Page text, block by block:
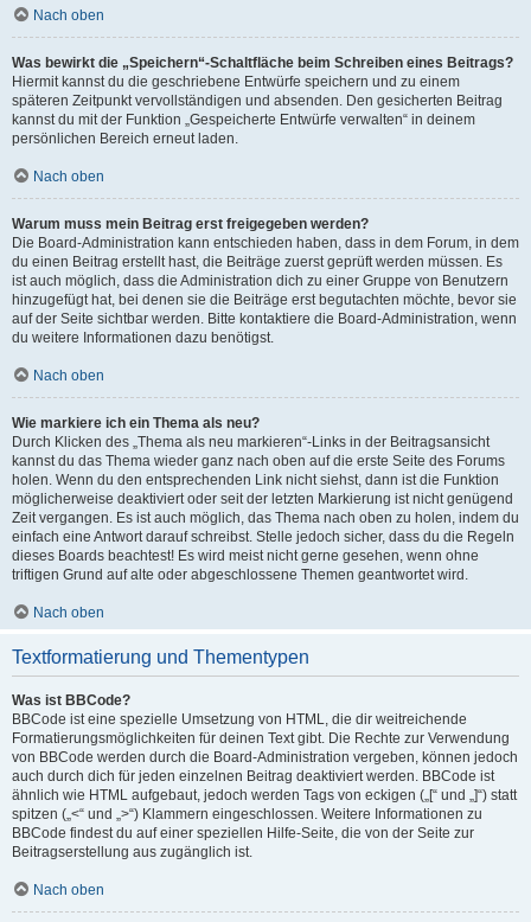
Nach oben
Was bewirkt die „Speichern“-Schaltfläche beim Schreiben eines Beitrags?
Hiermit kannst du die geschriebene Entwürfe speichern und zu einem
späteren Zeitpunkt vervollständigen und absenden. Den gesicherten Beitrag
kannst du mit der Funktion „Gespeicherte Entwürfe verwalten“ in deinem
persönlichen Bereich erneut laden.
Nach oben
Warum muss mein Beitrag erst freigegeben werden?
Die Board-Administration kann entschieden haben, dass in dem Forum, in dem
du einen Beitrag erstellt hast, die Beiträge zuerst geprüft werden müssen. Es
ist auch möglich, dass die Administration dich zu einer Gruppe von Benutzern
hinzugefügt hat, bei denen sie die Beiträge erst begutachten möchte, bevor sie
auf der Seite sichtbar werden. Bitte kontaktiere die Board-Administration, wenn
du weitere Informationen dazu benötigst.
Nach oben
Wie markiere ich ein Thema als neu?
Durch Klicken des „Thema als neu markieren“-Links in der Beitragsansicht
kannst du das Thema wieder ganz nach oben auf die erste Seite des Forums
holen. Wenn du den entsprechenden Link nicht siehst, dann ist die Funktion
möglicherweise deaktiviert oder seit der letzten Markierung ist nicht genügend
Zeit vergangen. Es ist auch möglich, das Thema nach oben zu holen, indem du
einfach eine Antwort darauf schreibst. Stelle jedoch sicher, dass du die Regeln
dieses Boards beachtest! Es wird meist nicht gerne gesehen, wenn ohne
triftigen Grund auf alte oder abgeschlossene Themen geantwortet wird.
Nach oben
Textformatierung und Thementypen
Was ist BBCode?
BBCode ist eine spezielle Umsetzung von HTML, die dir weitreichende
Formatierungsmöglichkeiten für deinen Text gibt. Die Rechte zur Verwendung
von BBCode werden durch die Board-Administration vergeben, können jedoch
auch durch dich für jeden einzelnen Beitrag deaktiviert werden. BBCode ist
ähnlich wie HTML aufgebaut, jedoch werden Tags von eckigen („[“ und „]“) statt
spitzen („<“ und „>“) Klammern eingeschlossen. Weitere Informationen zu
BBCode findest du auf einer speziellen Hilfe-Seite, die von der Seite zur
Beitragserstellung aus zugänglich ist.
Nach oben